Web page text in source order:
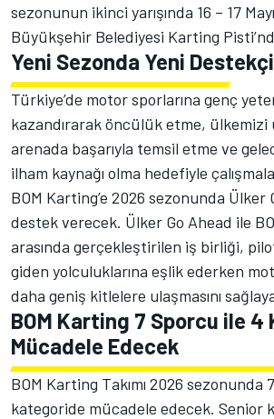
sezonunun ikinci yarışında 16 – 17
Büyükşehir Belediyesi Karting
Yeni Sezonda Yeni Destekçi
Türkiye’de motor sporlarına genç
kazandırarak öncülük etme, ülkemizi
arenada başarıyla temsil etme ve
ilham kaynağı olma hedefiyle
BOM Karting’e 2026 sezonunda Ülker
destek verecek. Ülker Go Ahead ile
arasında gerçekleştirilen iş birliği,
giden yolculuklarına eşlik ederken
daha geniş kitlelere ulaşmasını
BOM Karting 7 Sporcu ile
Mücadele Edecek
BOM Karting Takımı 2026 sezonunda
kategoride mücadele edecek. Senior